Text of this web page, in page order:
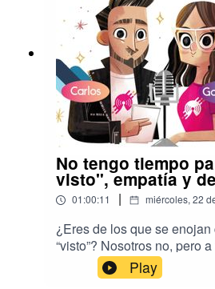
los demás.
No tengo tiempo
visto", empatía y
01:00:11 | miércoles, 22
¿Eres de los que se
“visto”? Nosotros no, pero
en este episodio
redes sociales y
Play